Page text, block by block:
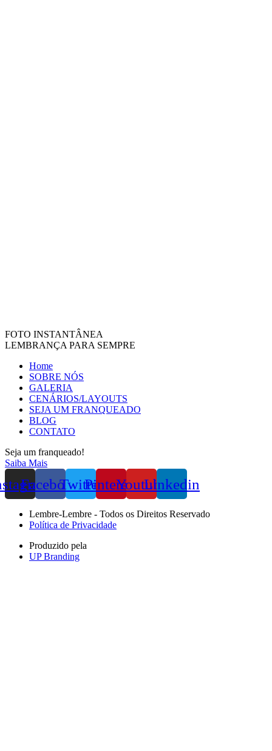
FOTO INSTANTÂNEA
LEMBRANÇA PARA SEMPRE
Home
SOBRE NÓS
GALERIA
CENÁRIOS/LAYOUTS
SEJA UM FRANQUEADO
BLOG
CONTATO
Seja um franqueado!
Saiba Mais
FacebookTwitterPinterestYoutubeLinkedin
Lembre-Lembre - Todos os Direitos Reservado
Política de Privacidade
Produzido pela
UP Branding